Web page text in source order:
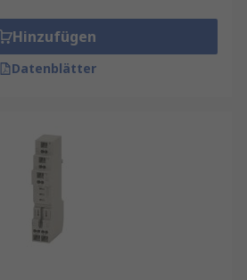
Hinzufügen
Datenblätter